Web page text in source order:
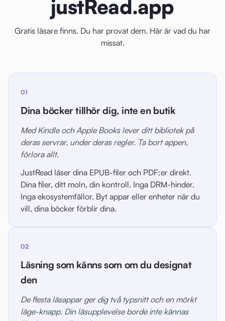
justRead.app
Gratis läsare finns. Du har provat dem. Här är vad du har
missat.
01
Dina böcker tillhör dig, inte en butik
Med Kindle och Apple Books lever ditt bibliotek på
deras servrar, under deras regler. Ta bort appen,
förlora allt.
JustRead läser dina EPUB-filer och PDF:er direkt.
Dina filer, ditt moln, din kontroll. Inga DRM-hinder.
Inga ekosystemfällor. Byt appar eller enheter när du
vill, dina böcker förblir dina.
02
Läsning som känns som om du designat
den
De flesta läsappar ger dig två typsnitt och en mörkt
läge-knapp. Din läsupplevelse borde inte kännas